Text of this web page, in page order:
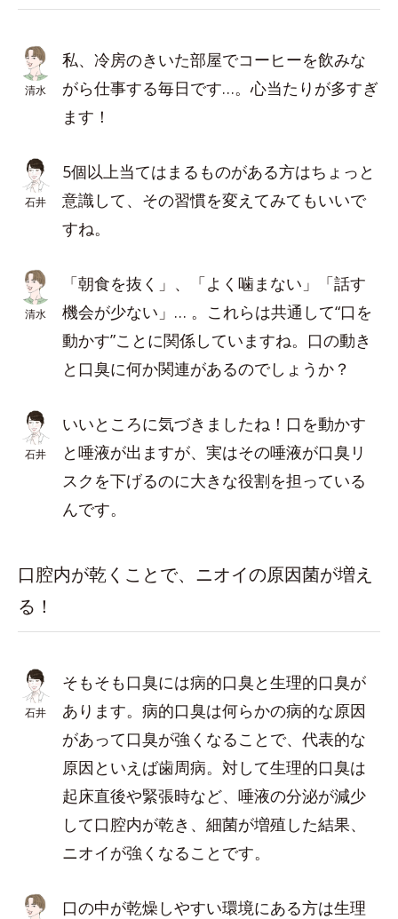
清水
私、冷房のきいた部屋でコーヒーを飲みな
がら仕事する毎日です…。心当たりが多すぎ
ます！
石井
5個以上当てはまるものがある方はちょっと
意識して、その習慣を変えてみてもいいで
すね。
清水
「朝食を抜く」、「よく噛まない」「話す
機会が少ない」… 。これらは共通して“口を
動かす”ことに関係していますね。口の動き
と口臭に何か関連があるのでしょうか？
石井
いいところに気づきましたね！口を動かす
と唾液が出ますが、実はその唾液が口臭リ
スクを下げるのに大きな役割を担っている
んです。
口腔内が乾くことで、ニオイの原因菌が増え
る！
石井
そもそも口臭には病的口臭と生理的口臭が
あります。病的口臭は何らかの病的な原因
があって口臭が強くなることで、代表的な
原因といえば歯周病。対して生理的口臭は
起床直後や緊張時など、唾液の分泌が減少
して口腔内が乾き、細菌が増殖した結果、
ニオイが強くなることです。
口の中が乾燥しやすい環境にある方は生理